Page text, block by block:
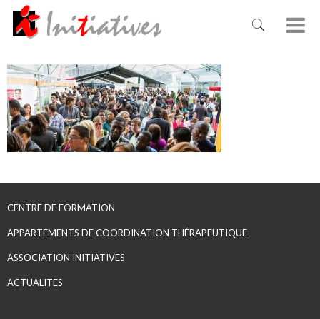
CENTRE DE FORMATION
APPARTEMENTS DE COORDINATION THÉRAPEUTIQUE
ASSOCIATION INITIATIVES
ACTUALITES